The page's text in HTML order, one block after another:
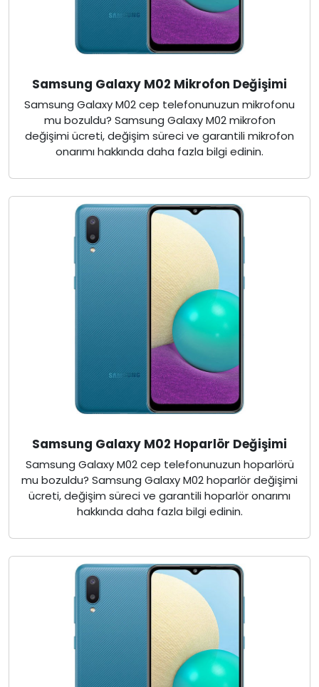
Samsung Galaxy M02 Mikrofon Değişimi
Samsung Galaxy M02 cep telefonunuzun mikrofonu
mu bozuldu? Samsung Galaxy M02 mikrofon
değişimi ücreti, değişim süreci ve garantili mikrofon
onarımı hakkında daha fazla bilgi edinin.
Samsung Galaxy M02 Hoparlör Değişimi
Samsung Galaxy M02 cep telefonunuzun hoparlörü
mu bozuldu? Samsung Galaxy M02 hoparlör değişimi
ücreti, değişim süreci ve garantili hoparlör onarımı
hakkında daha fazla bilgi edinin.